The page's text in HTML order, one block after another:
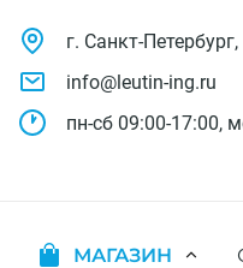
г. Санкт-
info@leutin-ing.ru
пн-сб 09:00-17:00,
МАГАЗИН